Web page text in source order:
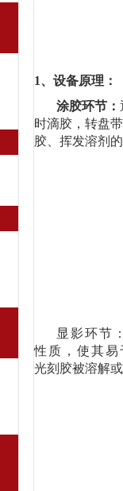
1、 设备原理：
涂胶环节：
时滴胶，转盘
胶、挥发溶剂
显影环节
性质，使其易
光刻胶被溶解